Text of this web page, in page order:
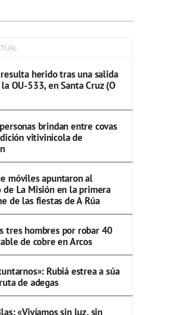
herido tras una salida
OU-533, en Santa Cruz (O
brindan entre covas
vitivinícola de
móviles apuntaron al
de La Misión en la primera
de las fiestas de A Rúa
tres hombres por robar 40
de cobre en Arcos
Rubiá estrea a súa
de adegas
«Vivíamos sin luz, sin